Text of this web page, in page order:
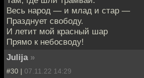
Весь народ — и млад и стар —
Празднует свободу.
И летит мой красный шар
Прямо к небосводу!
Julija »
#30 | 07.11.22 14:29